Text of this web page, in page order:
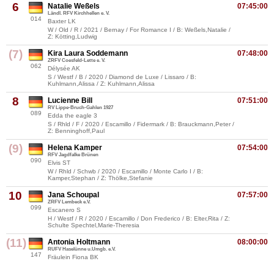
6
014
07:45:00
Natalie Weßels
Ländl. RFV Kirchhellen e. V.
Baxter LK
W / Old / R / 2021 / Bernay / For Romance I / B: Weßels,Natalie /
Z: Kötting,Ludwig
(7)
062
07:48:00
Kira Laura Soddemann
ZRFV Coesfeld-Lette e. V.
Délysée AK
S / Westf / B / 2020 / Diamond de Luxe / Lissaro / B:
Kuhlmann,Alissa / Z: Kuhlmann,Alissa
8
089
07:51:00
Lucienne Bill
RV Lippe-Bruch-Gahlen 1927
Edda the eagle 3
S / Rhld / F / 2020 / Escamillo / Fidermark / B: Brauckmann,Peter /
Z: Benninghoff,Paul
(9)
090
07:54:00
Helena Kamper
RFV Jagdfalke Brünen
Elvis ST
W / Rhld / Schwb / 2020 / Escamillo / Monte Carlo I / B:
Kamper,Stephan / Z: Thölke,Stefanie
10
099
07:57:00
Jana Schoupal
ZRFV Lembeck e.V.
Escanero S
H / Westf / R / 2020 / Escamillo / Don Frederico / B: Elter,Rita / Z:
Schulte Spechtel,Marie-Theresia
(11)
147
08:00:00
Antonia Holtmann
RUFV Haselünne u.Umgb. e.V.
Fräulein Fiona BK